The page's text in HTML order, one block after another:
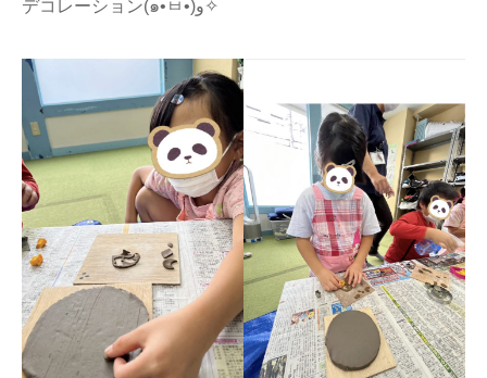
デコレーション(๑•̀ㅂ•́)و✧